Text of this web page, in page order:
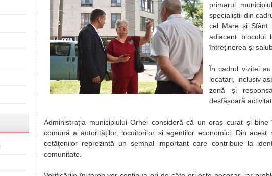
primarul
specialiștii din
cel Mare și Sfânt
adiacent blocului
întreținerea și
În cadrul vizitei
locatari, inclusiv
zonă și
desfășoară
Administrația municipiului Orhei consideră că un oraș curat și
comună a autorităților, locuitorilor și agenților economici. Din
cetățenilor reprezintă un semnal important care contribuie la
comunitate.